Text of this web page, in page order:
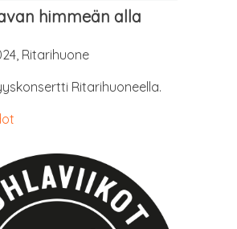
him­meän alla
Ritarihuone
Ritarihuoneella.